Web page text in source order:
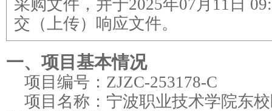
采购文件，并于2025年07月11日
交（上传）响应文件。
一、项目基本情况
项目编号： ZJZC-253178-C
项目名称： 宁波职业技术学院东